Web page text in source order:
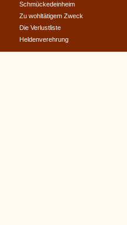
Schmückedeinheim
Zu wohltätigem Zweck
Die Verlustliste
Heldenverehrung